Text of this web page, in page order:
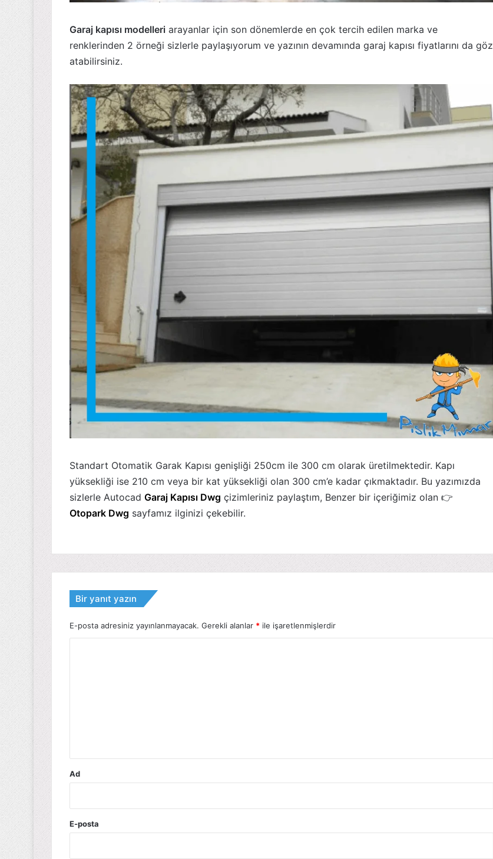
Garaj kapısı modelleri arayanlar için son dönemlerde en çok tercih edilen marka ve
renklerinden 2 örneği sizlerle paylaşıyorum ve yazının devamında garaj kapısı fiyatlarını da göz
atabilirsiniz.
Standart Otomatik Garak Kapısı genişliği 250cm ile 300 cm olarak üretilmektedir. Kapı
yüksekliği ise 210 cm veya bir kat yüksekliği olan 300 cm’e kadar çıkmaktadır. Bu yazımızda
sizlerle Autocad Garaj Kapısı Dwg çizimleriniz paylaştım, Benzer bir içeriğimiz olan 👉
Otopark Dwg sayfamız ilginizi çekebilir.
Bir yanıt yazın
E-posta adresiniz yayınlanmayacak. Gerekli alanlar * ile işaretlenmişlerdir
Ad
E-posta